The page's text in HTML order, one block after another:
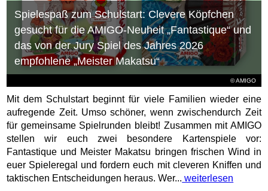
© AMIGO
Spielespaß zum Schulstart: Clevere Köpfchen
gesucht für die AMIGO-Neuheit „Fantastique“ und
das von der Jury Spiel des Jahres 2026
empfohlene „Meister Makatsu“
Mit dem Schulstart beginnt für viele Familien wieder eine
aufregende Zeit. Umso schöner, wenn zwischendurch Zeit
für gemeinsame Spielrunden bleibt! Zusammen mit AMIGO
stellen wir euch zwei besondere Kartenspiele vor:
Fantastique und Meister Makatsu bringen frischen Wind in
euer Spieleregal und fordern euch mit cleveren Kniffen und
taktischen Entscheidungen heraus. Wer... weiterlesen